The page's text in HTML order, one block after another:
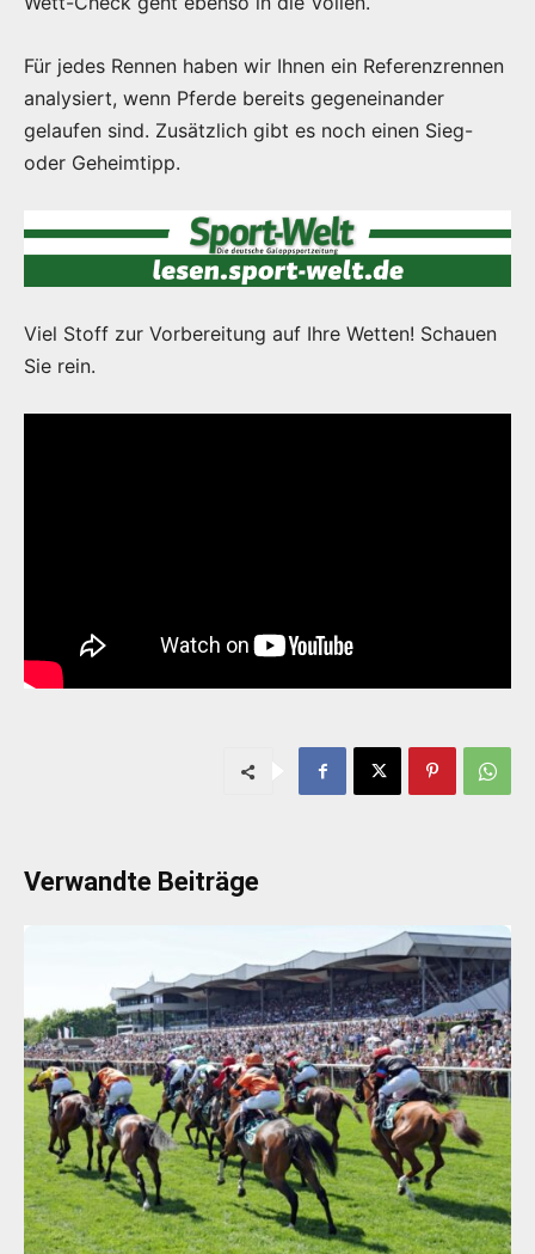
Für jedes Rennen haben wir Ihnen ein Referenzrennen
analysiert, wenn Pferde bereits gegeneinander
gelaufen sind. Zusätzlich gibt es noch einen Sieg-
oder Geheimtipp.
Viel Stoff zur Vorbereitung auf Ihre Wetten! Schauen
Sie rein.
Verwandte Beiträge